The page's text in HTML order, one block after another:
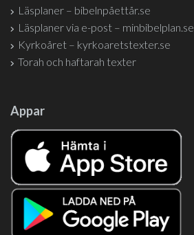
Läsplaner – bibelnpåettår.se
Läsplaner via e-post – minbibelplan.se
Kyrkoåret – kyrkoaretstexter.se
Torah och haftarah texter
Appar